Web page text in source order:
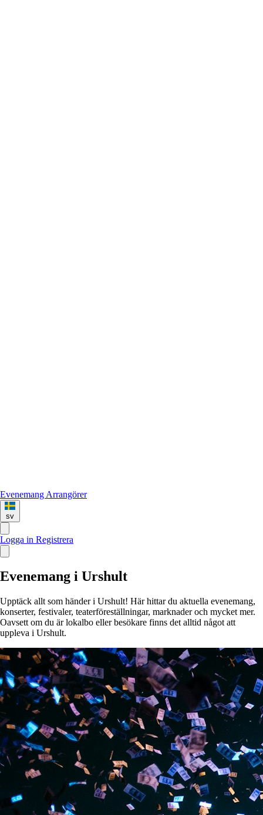
Evenemang Arrangörer
sv
Logga in Registrera
Evenemang i Urshult
Upptäck allt som händer i Urshult! Här hittar du aktuella evenemang,
konserter, festivaler, teaterföreställningar, marknader och mycket mer.
Oavsett om du är lokalbo eller besökare finns det alltid något att
uppleva i Urshult.